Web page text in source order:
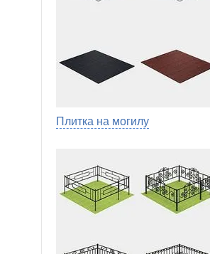
Плитка на могилу